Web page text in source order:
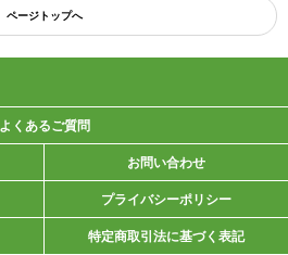
ページトップへ
よくあるご質問
お問い合わせ
プライバシーポリシー
特定商取引法に基づく表記